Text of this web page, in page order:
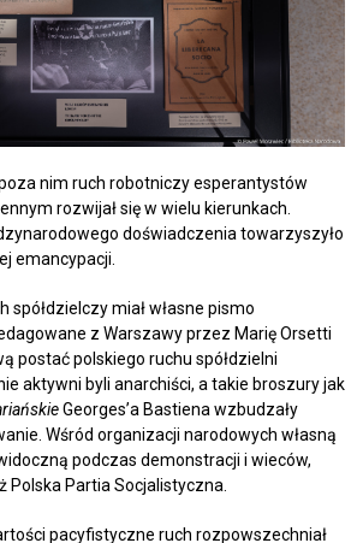
nim ruch robotniczy esperantystów
rozwijał się w wielu kierunkach.
doświadczenia towarzyszyło
emancypacji.
spółdzielczy miał własne pismo
z Warszawy przez Marię Orsetti
postać polskiego ruchu spółdzielni
aktywni byli anarchiści, a takie broszury jak
Georges’a Bastiena wzbudzały
Wśród organizacji narodowych własną
podczas demonstracji i wieców,
Polska Partia Socjalistyczna.
pacyfistyczne ruch rozpowszechniał